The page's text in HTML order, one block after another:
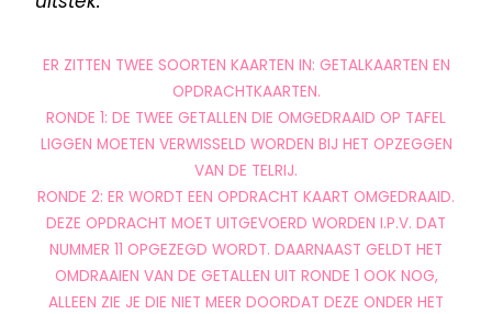
ER ZITTEN TWEE SOORTEN KAARTEN IN: GETALKAARTEN EN
OPDRACHTKAARTEN.
RONDE 1: DE TWEE GETALLEN DIE OMGEDRAAID OP TAFEL
LIGGEN MOETEN VERWISSELD WORDEN BIJ HET OPZEGGEN
VAN DE TELRIJ.
RONDE 2: ER WORDT EEN OPDRACHT KAART OMGEDRAAID.
DEZE OPDRACHT MOET UITGEVOERD WORDEN I.P.V. DAT
NUMMER 11 OPGEZEGD WORDT. DAARNAAST GELDT HET
OMDRAAIEN VAN DE GETALLEN UIT RONDE 1 OOK NOG,
ALLEEN ZIE JE DIE NIET MEER DOORDAT DEZE ONDER HET